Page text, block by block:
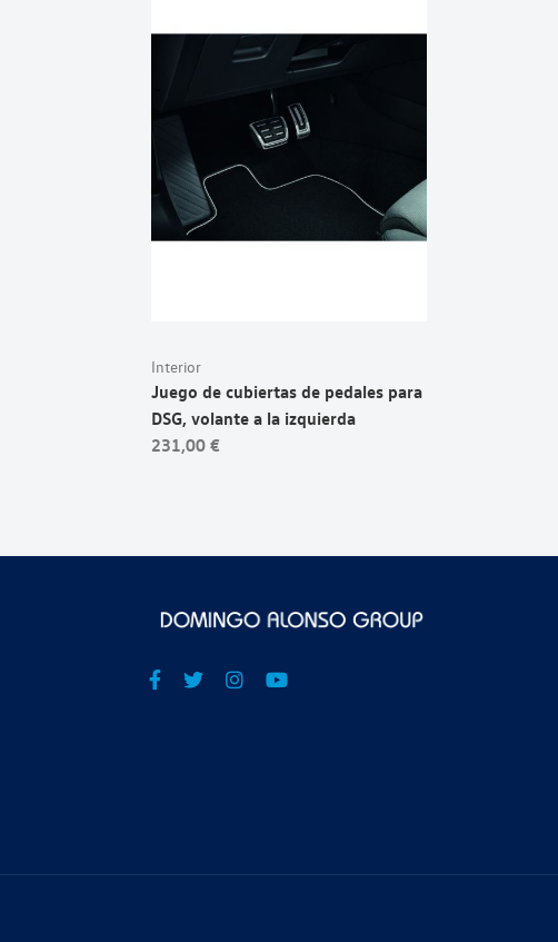
Interior
Juego de cubiertas de pedales para
DSG, volante a la izquierda
231,00 €